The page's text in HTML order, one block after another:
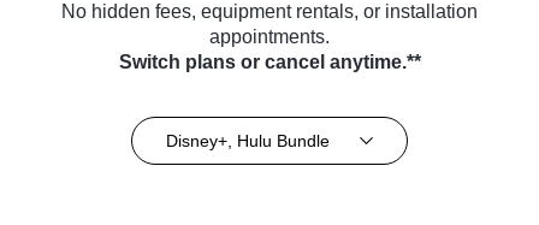
No hidden fees, equipment rentals, or installation
appointments.
Switch plans or cancel anytime.**
Disney+, Hulu Bundle